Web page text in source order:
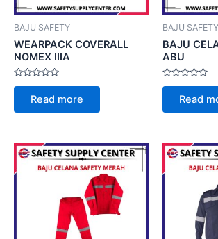
BAJU SAFETY
WEARPACK COVERALL
NOMEX IIIA
Rated
of
Read more
BAJU SAFETY
BAJU
ABU
Rated
of
Read